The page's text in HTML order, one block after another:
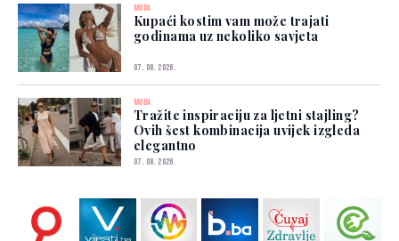
MODA
Kupaći kostim vam može trajati
godinama uz nekoliko savjeta
07. 08. 2026.
MODA
Tražite inspiraciju za ljetni stajling?
Ovih šest kombinacija uvijek izgleda
elegantno
07. 08. 2026.